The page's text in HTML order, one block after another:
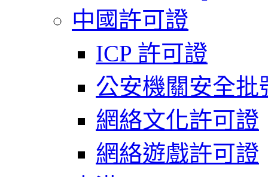
中國許可證
ICP 許可證
公安機關安全批
網絡文化許可證
網絡遊戲許可證